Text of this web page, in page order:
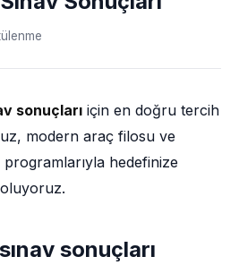
sonuçları için en doğru tercih
modern araç filosu ve
hedefinize
oluyoruz.
sonuçları